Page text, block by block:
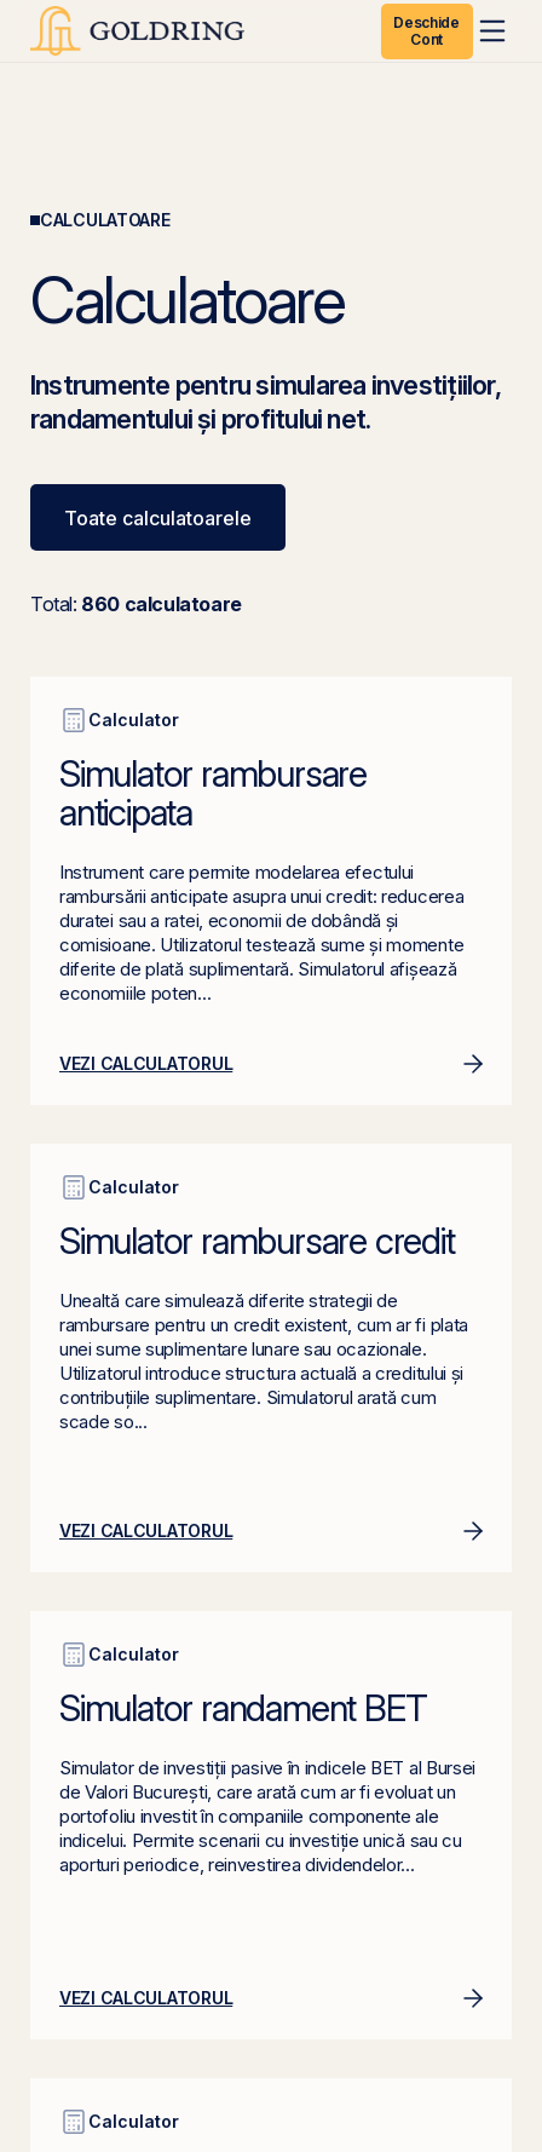
Deschide
Cont
CALCULATOARE
Calculatoare
Instrumente pentru simularea investițiilor,
randamentului și profitului net.
Toate calculatoarele
Total: 860 calculatoare
Calculator
Simulator rambursare
anticipata
Instrument care permite modelarea efectului
rambursării anticipate asupra unui credit: reducerea
duratei sau a ratei, economii de dobândă și
comisioane. Utilizatorul testează sume și momente
diferite de plată suplimentară. Simulatorul afișează
economiile poten...
VEZI CALCULATORUL
Calculator
Simulator rambursare credit
Unealtă care simulează diferite strategii de
rambursare pentru un credit existent, cum ar fi plata
unei sume suplimentare lunare sau ocazionale.
Utilizatorul introduce structura actuală a creditului și
contribuțiile suplimentare. Simulatorul arată cum
scade so...
VEZI CALCULATORUL
Calculator
Simulator randament BET
Simulator de investiții pasive în indicele BET al Bursei
de Valori București, care arată cum ar fi evoluat un
portofoliu investit în companiile componente ale
indicelui. Permite scenarii cu investiție unică sau cu
aporturi periodice, reinvestirea dividendelor...
VEZI CALCULATORUL
Calculator